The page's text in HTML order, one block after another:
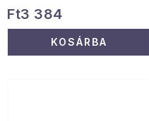
Ft3 384
KOSÁRBA